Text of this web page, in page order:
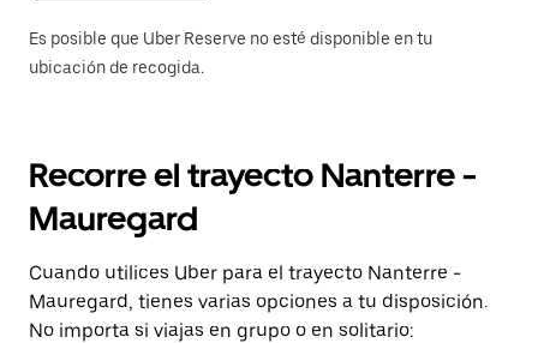
Es posible que Uber Reserve no esté disponible en tu
ubicación de recogida.
Recorre el trayecto Nanterre -
Mauregard
Cuando utilices Uber para el trayecto Nanterre -
Mauregard, tienes varias opciones a tu disposición.
No importa si viajas en grupo o en solitario: